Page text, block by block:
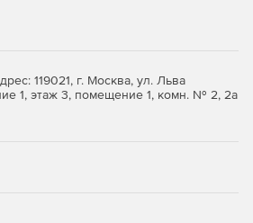
119021, г. Москва, ул. Льва
1, этаж 3, помещение 1, комн. № 2, 2а